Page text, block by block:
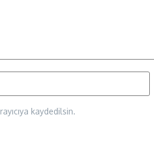
kaydedilsin.